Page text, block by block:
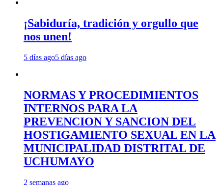
¡Sabiduría, tradición y orgullo que
nos unen!
5 días ago5 días ago
NORMAS Y PROCEDIMIENTOS
INTERNOS PARA LA
PREVENCION Y SANCION DEL
HOSTIGAMIENTO SEXUAL EN LA
MUNICIPALIDAD DISTRITAL DE
UCHUMAYO
2 semanas ago